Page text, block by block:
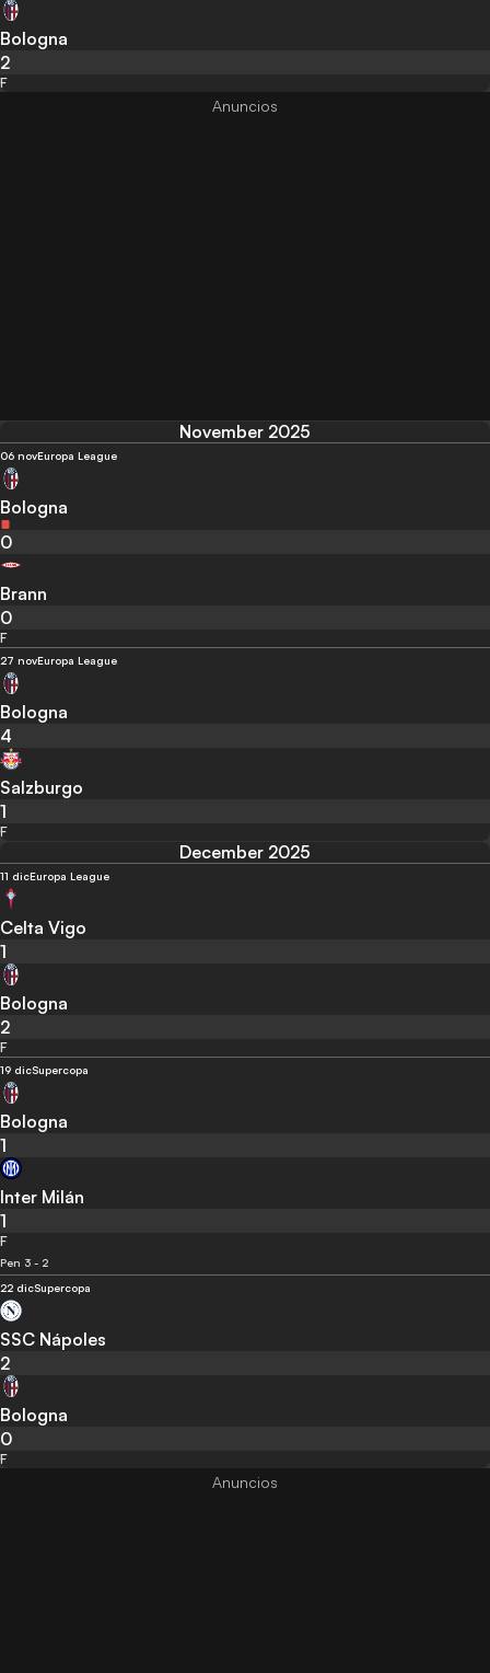
Bologna
2
F
November 2025
06 novEuropa League
Bologna
0
Brann
0
F
27 novEuropa League
Bologna
4
Salzburgo
1
F
December 2025
11 dicEuropa League
Celta Vigo
1
Bologna
2
F
19 dicSupercopa
Bologna
1
Inter Milán
1
F
Pen 3 - 2
22 dicSupercopa
SSC Nápoles
2
Bologna
0
F